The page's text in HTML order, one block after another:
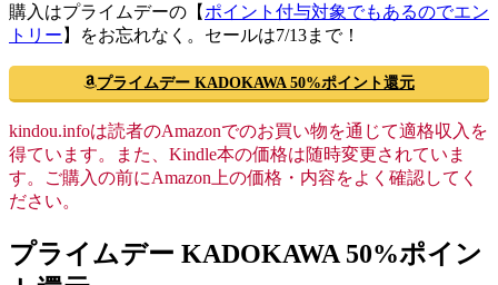
購入はプライムデーの【 ポイント付与対象でもあるのでエン
トリー 】をお忘れなく。セールは7/13まで！
プライムデー KADOKAWA 50%ポイント還元
kindou.infoは読者のAmazonでのお買い物を通じて適格収入を
得ています。また、Kindle本の価格は随時変更されていま
す。ご購入の前にAmazon上の価格・内容をよく確認してく
ださい。
プライムデー KADOKAWA 50%ポイン